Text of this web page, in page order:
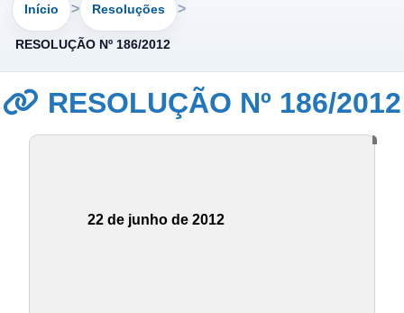
Início Resoluções
RESOLUÇÃO Nº 186/2012
RESOLUÇÃO Nº 186/2012
22 de junho de 2012